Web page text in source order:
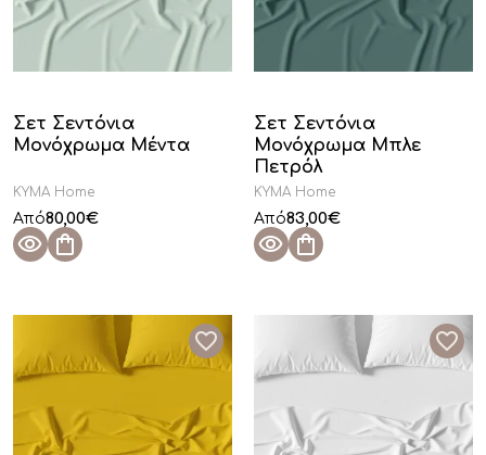
Σετ Σεντόνια
Μονόχρωμα Μέντα
KYMA Home
Από80,00€
Σετ Σεντόνια
Μονόχρωμα Μπλε
Πετρόλ
KYMA Home
Από83,00€